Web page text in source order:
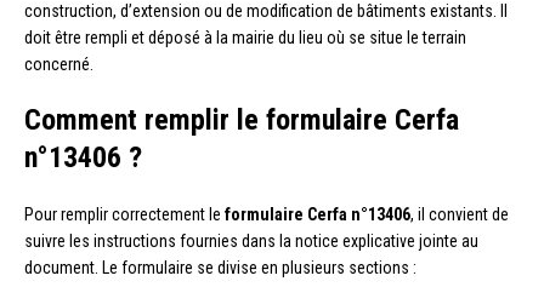
construction, d’extension ou de modification de bâtiments existants. Il
doit être rempli et déposé à la mairie du lieu où se situe le terrain
concerné.
Comment remplir le formulaire Cerfa
n°13406 ?
Pour remplir correctement le formulaire Cerfa n°13406, il convient de
suivre les instructions fournies dans la notice explicative jointe au
document. Le formulaire se divise en plusieurs sections :